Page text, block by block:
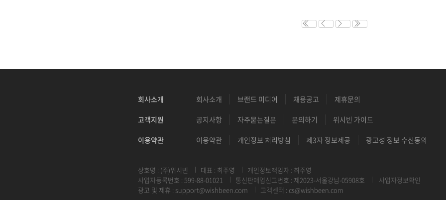
회사소개 회사소개 브랜드 미디어 채용공고 제휴문의
고객지원 공지사항 자주묻는질문 문의하기 위시빈 가이드
이용약관 이용약관 개인정보 처리방침 제3자 정보제공 광고성 정보 수신동의
상호명 : (주)위시빈 대표 : 최주영
개인정보책임자 : 최주영
사업자등록번호 : 599-88-01021
통신판매업신고번호 : 제2023-서울강남-05908호
사업자정보확인
광고 및 제휴 : support@wishbeen.com 고객센터 : cs@wishbeen.com